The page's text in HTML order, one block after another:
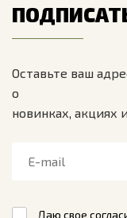
Оставьте ваш
о
новинках, акциях
Даю свое